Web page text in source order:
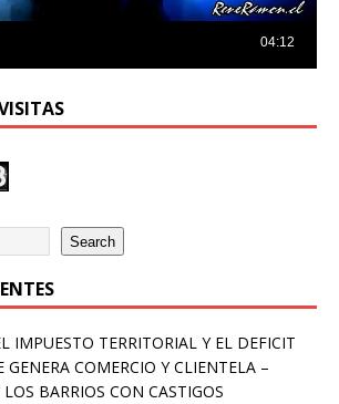
Search
IMPUESTO TERRITORIAL Y EL DEFICIT
GENERA COMERCIO Y CLIENTELA –
BARRIOS CON CASTIGOS